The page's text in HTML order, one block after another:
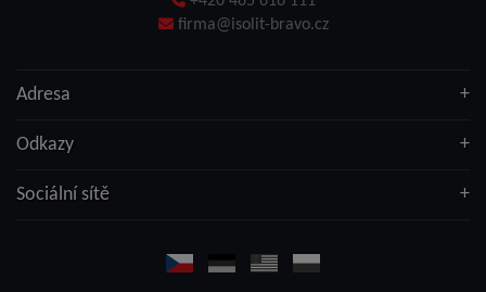
firma@isolit-bravo.cz
Adresa
Odkazy
Sociální sítě